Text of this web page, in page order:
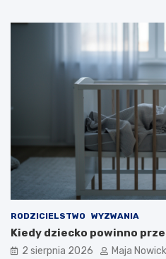
RODZICIELSTWO WYZWANIA
Kiedy dziecko powinno
2 sierpnia 2026 Maja